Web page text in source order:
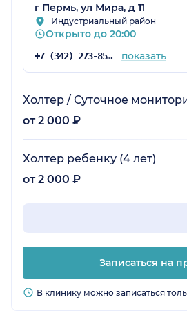
г Пермь, ул Мира, д 11
Индустриальный район
Открыто до 20:00
+7 (342) 273-85-03 показать
Холтер / Суточное
от 2 000 ₽
Холтер ребенку (4 лет)
от 2 000 ₽
Записаться на
В клинику можно записаться